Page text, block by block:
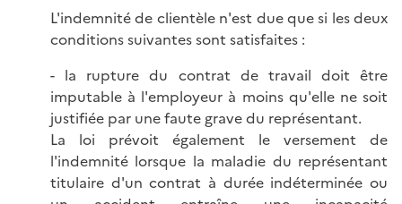
L'indemnité de clientèle n'est due que si les deux
conditions suivantes sont satisfaites :
- la rupture du contrat de travail doit être
imputable à l'employeur à moins qu'elle ne soit
justifiée par une faute grave du représentant.
La loi prévoit également le versement de
l'indemnité lorsque la maladie du représentant
titulaire d'un contrat à durée indéterminée ou